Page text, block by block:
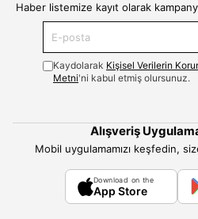
Haber listemize kayıt olarak
Kaydolarak Kişisel Verilerin
Metni'ni kabul etmiş olursunuz.
Alışveriş
Mobil uygulamamızı keşfedin,
Download on the
App Store